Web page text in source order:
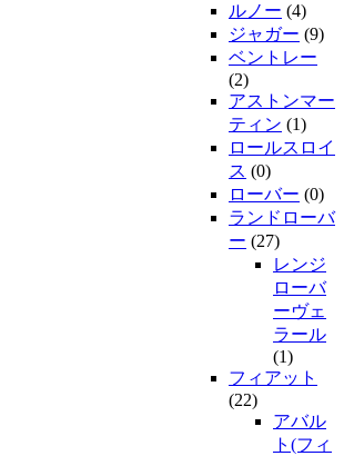
ルノー (4)
ジャガー (9)
ベントレー
(2)
アストンマー
ティン (1)
ロールスロイ
ス (0)
ローバー (0)
ランドローバ
ー (27)
レンジ
ローバ
ーヴェ
ラール
(1)
フィアット
(22)
アバル
ト(フィ